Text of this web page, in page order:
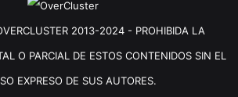
2013-2024 - PROHIBIDA LA
O PARCIAL DE ESTOS CONTENIDOS SIN EL
EXPRESO DE SUS AUTORES.